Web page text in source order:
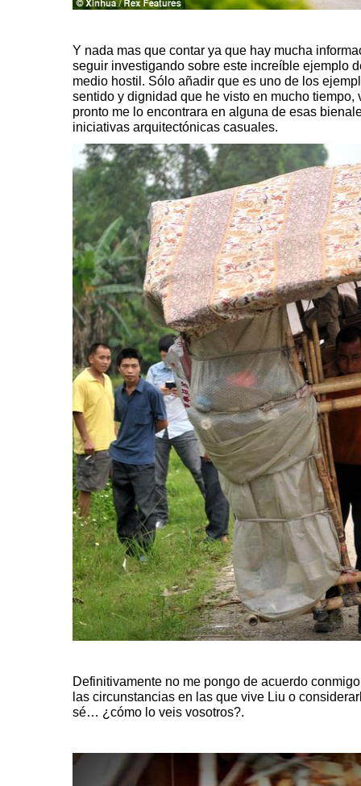
Y nada mas que contar ya que hay mucha
seguir investigando sobre este increíble ejemplo
medio hostil. Sólo añadir que es uno de los
sentido y dignidad que he visto en mucho tiempo,
pronto me lo encontrara en alguna de esas
iniciativas arquitectónicas casuales.
Definitivamente no me pongo de acuerdo
las circunstancias en las que vive Liu o
sé… ¿cómo lo veis vosotros?.